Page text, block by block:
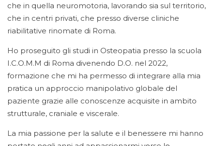
che in quella neuromotoria, lavorando sia sul territorio,
che in centri privati, che presso diverse cliniche
riabilitative rinomate di Roma.
Ho proseguito gli studi in Osteopatia presso la scuola
I.C.O.M.M di Roma divenendo D.O. nel 2022,
formazione che mi ha permesso di integrare alla mia
pratica un approccio manipolativo globale del
paziente grazie alle conoscenze acquisite in ambito
strutturale, craniale e viscerale.
La mia passione per la salute e il benessere mi hanno